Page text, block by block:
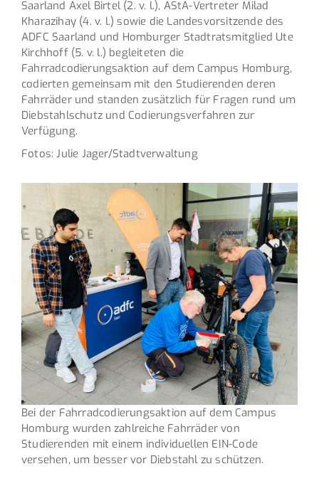
Saarland Axel Birtel (2. v. l.), AStA-Vertreter Milad
Kharazihay (4. v. l.) sowie die Landesvorsitzende des
ADFC Saarland und Homburger Stadtratsmitglied Ute
Kirchhoff (5. v. l.) begleiteten die
Fahrradcodierungsaktion auf dem Campus Homburg,
codierten gemeinsam mit den Studierenden deren
Fahrräder und standen zusätzlich für Fragen rund um
Diebstahlschutz und Codierungsverfahren zur
Verfügung.
Fotos: Julie Jager/Stadtverwaltung
Bei der Fahrradcodierungsaktion auf dem Campus
Homburg wurden zahlreiche Fahrräder von
Studierenden mit einem individuellen EIN-Code
versehen, um besser vor Diebstahl zu schützen.